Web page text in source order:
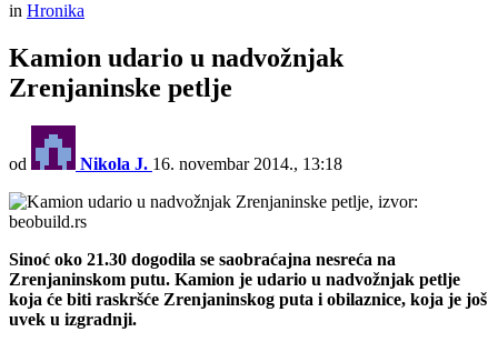
in Hronika
Kamion udario u nadvožnjak
Zrenjaninske petlje
od Nikola J. 16. novembar 2014., 13:18
Sinoć oko 21.30 dogodila se saobraćajna nesreća na
Zrenjaninskom putu. Kamion je udario u nadvožnjak petlje
koja će biti raskršće Zrenjaninskog puta i obilaznice, koja je još
uvek u izgradnji.